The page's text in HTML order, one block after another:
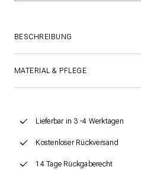
BESCHREIBUNG
MATERIAL & PFLEGE
Lieferbar in 3 -4 Werktagen
Kostenloser Rückversand
14 Tage Rückgaberecht